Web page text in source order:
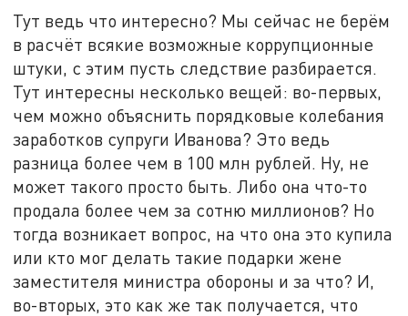
Тут ведь что интересно? Мы сейчас не берём
в расчёт всякие возможные коррупционные
штуки, с этим пусть следствие разбирается.
Тут интересны несколько вещей: во-первых,
чем можно объяснить порядковые колебания
заработков супруги Иванова? Это ведь
разница более чем в 100 млн рублей. Ну, не
может такого просто быть. Либо она что-то
продала более чем за сотню миллионов? Но
тогда возникает вопрос, на что она это купила
или кто мог делать такие подарки жене
заместителя министра обороны и за что? И,
во-вторых, это как же так получается, что